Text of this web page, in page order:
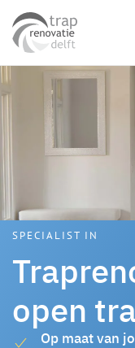
Skip to main
SPECIALIST IN
open
Op maat van